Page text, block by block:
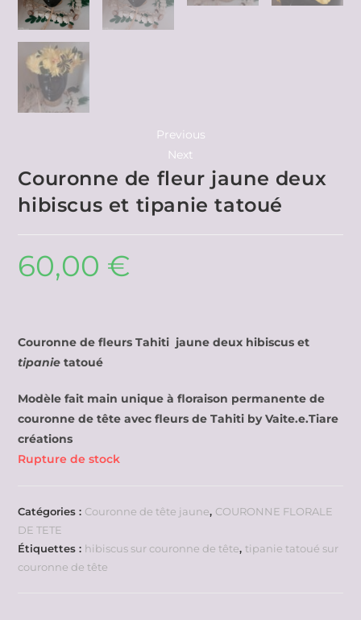
Previous
Next
Couronne de fleur jaune deux
hibiscus et tipanie tatoué
60,00 €
Couronne de fleurs Tahiti jaune deux hibiscus et
tipanie tatoué
Modèle fait main unique à floraison permanente de
couronne de tête avec fleurs de Tahiti by Vaite.e.Tiare
créations
Rupture de stock
Catégories : Couronne de tête jaune, COURONNE FLORALE
DE TETE
Étiquettes : hibiscus sur couronne de tête,tipanie tatoué sur
couronne de tête